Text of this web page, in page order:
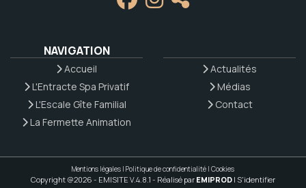
NAVIGATION
Accueil
L'Entracte Spa Privatif
L'Escale Gîte Familial
La Fermette Animation
Actualités
Médias
Contact
Mentions légales | Politique de confidentialité | Cookies
Copyright @2026 - EMISITE V.4.8.1 - Réalisé par EMIPROD | S'identifier